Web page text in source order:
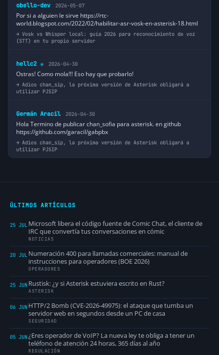
obello-dev 2026-05-07
Por si a alguien le sirve https://rtc-
world.blogspot.com/2022/02/habilitar-asr-vosk-en-asterisk-18.html
Vosk vs Whisper local: guía 2026 para reconocimiento de voz
(STT) en tu propio servidor
hellc2 ⭐ 2026-04-30
Ostras! Como mola!!! Eso hay que probarlo!
Adios chan_sip, la próxima versión de Asterisk obligará a
utilizar PJSIP
Germán Aracil 2026-04-30
Hola Termino de publicar chan_sofia para asterisk. en github
https://github.com/garacil/gabpbx
Adios chan_sip, la próxima versión de Asterisk obligará a
utilizar PJSIP
ÚLTIMOS ARTÍCULOS
25 JUL Microsoft libera el código fuente de Comic Chat, el cliente de
IRC que convertía tus conversaciones en cómic
NOTICIAS
20 JUL Numeración 400 para llamadas comerciales: manual de
instrucciones para operadores (BOE 2026)
OPERADORES
25 JUN Rustisk: ¿y si Asterisk estuviera escrito en Rust?
ASTERISK
06 JUN HTTP/2 Bomb (CVE-2026-49975): el ataque que tumba un
servidor web en segundos desde un PC de casa
SEGURIDAD
05 JUN¿Eres operador de VoIP? La nueva ley te obliga a tener un
teléfono de atención 24 horas, 365 días al año
REGULACIÓN